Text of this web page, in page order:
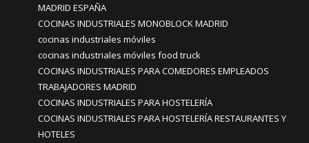
MADRID ESPAÑA
COCINAS INDUSTRIALES MONOBLOCK MADRID
cocinas industriales móviles
cocinas industriales móviles food truck
COCINAS INDUSTRIALES PARA COMEDORES EMPLEADOS
TRABAJADORES MADRID
COCINAS INDUSTRIALES PARA HOSTELERÍA
COCINAS INDUSTRIALES PARA HOSTELERÍA RESTAURANTES Y
HOTELES